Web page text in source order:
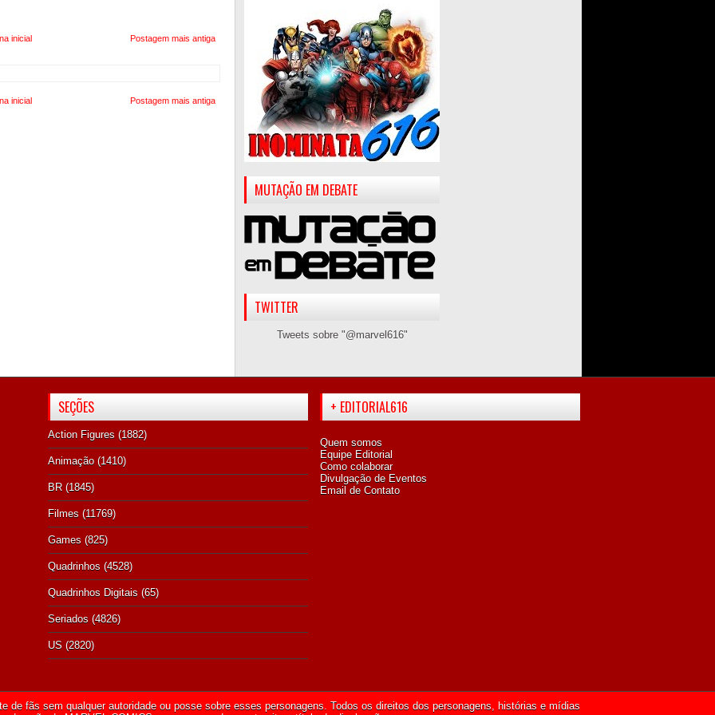
Postagem mais antiga
inicial
Postagem mais antiga
inicial
MUTAÇÃO EM DEBATE
TWITTER
Tweets sobre "@marvel616"
SEÇÕES
Action Figures (1882)
Animação (1410)
BR (1845)
Filmes (11769)
Games (825)
Quadrinhos (4528)
Quadrinhos Digitais (65)
Seriados (4826)
US (2820)
+ EDITORIAL616
Quem somos
Equipe Editorial
Como colaborar
Divulgação de Eventos
Email de Contato
de fãs sem qualquer autoridade ou posse sobre esses personagens. Todos os direitos dos personagens, histórias e mídias